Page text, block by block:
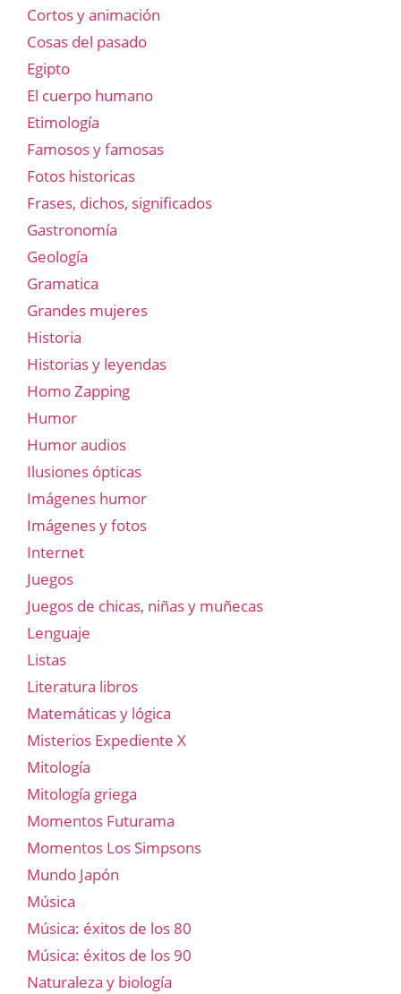
Cortos y animación
Cosas del pasado
Egipto
El cuerpo humano
Etimología
Famosos y famosas
Fotos historicas
Frases, dichos, significados
Gastronomía
Geología
Gramatica
Grandes mujeres
Historia
Historias y leyendas
Homo Zapping
Humor
Humor audios
Ilusiones ópticas
Imágenes humor
Imágenes y fotos
Internet
Juegos
Juegos de chicas, niñas y muñecas
Lenguaje
Listas
Literatura libros
Matemáticas y lógica
Misterios Expediente X
Mitología
Mitología griega
Momentos Futurama
Momentos Los Simpsons
Mundo Japón
Música
Música: éxitos de los 80
Música: éxitos de los 90
Naturaleza y biología